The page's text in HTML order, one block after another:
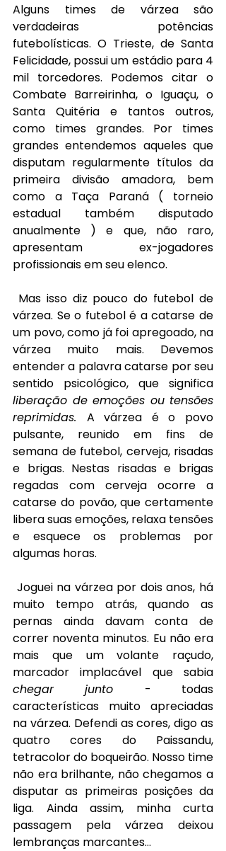
Alguns times de várzea são
verdadeiras potências
futebolísticas. O Trieste, de Santa
Felicidade, possui um estádio para 4
mil torcedores. Podemos citar o
Combate Barreirinha, o Iguaçu, o
Santa Quitéria e tantos outros,
como times grandes. Por times
grandes entendemos aqueles que
disputam regularmente títulos da
primeira divisão amadora, bem
como a Taça Paraná ( torneio
estadual também disputado
anualmente ) e que, não raro,
apresentam ex-jogadores
profissionais em seu elenco.
Mas isso diz pouco do futebol de
várzea. Se o futebol é a catarse de
um povo, como já foi apregoado, na
várzea muito mais. Devemos
entender a palavra catarse por seu
liberação de emoções ou tensões
reprimidas. A várzea é o povo
pulsante, reunido em fins de
semana de futebol, cerveja, risadas
e brigas. Nestas risadas e brigas
regadas com cerveja ocorre a
catarse do povão, que certamente
libera suas emoções, relaxa tensões
e esquece os problemas por
algumas horas.
Joguei na várzea por dois anos, há
muito tempo atrás, quando as
pernas ainda davam conta de
correr noventa minutos. Eu não era
mais que um volante raçudo,
chegar junto - todas
características muito apreciadas
na várzea. Defendi as cores, digo as
quatro cores do Paissandu,
tetracolor do boqueirão. Nosso time
não era brilhante, não chegamos a
disputar as primeiras posições da
liga. Ainda assim, minha curta
passagem pela várzea deixou
lembranças marcantes…